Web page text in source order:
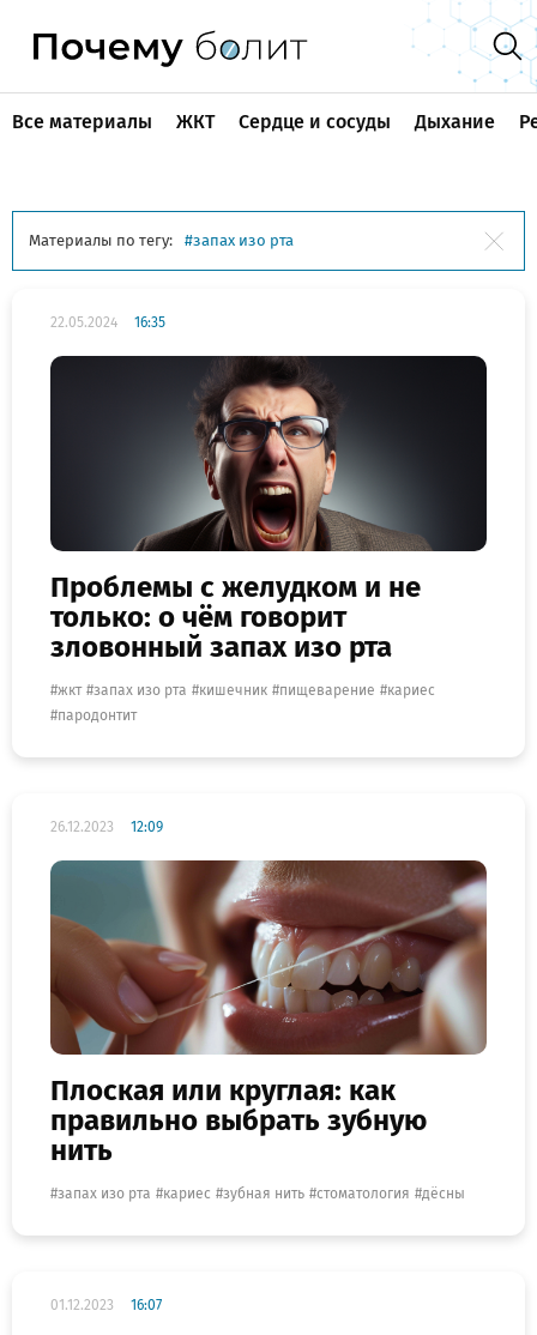
Все материалы ЖКТ Сердце и сосуды Дыхание
Материалы по тегу: запах изо рта
22.05.2024 16:35
Проблемы с желудком и не
только: о чём говорит
зловонный запах изо рта
жкт запах изо рта кишечник пищеварение
кариес
пародонтит
26.12.2023 12:09
Плоская или круглая: как
правильно выбрать зубную
нить
запах изо рта кариес зубная нить стоматология дёсны
01.12.2023 16:07